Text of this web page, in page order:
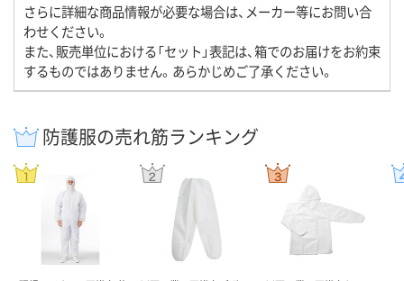
さらに詳細な商品情報が必要な場合は、メーカー等にお問い合
わせください。
また、販売単位における「セット」表記は、箱でのお届けをお約束
するものではありません。あらかじめご了承ください。
防護服の売れ筋ランキング